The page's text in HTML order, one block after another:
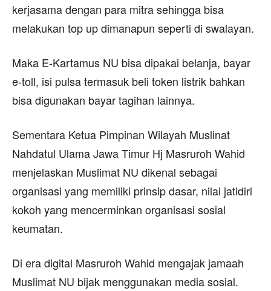
kerjasama dengan para mitra sehingga bisa
melakukan top up dimanapun seperti di swalayan.
Maka E-Kartamus NU bisa dipakai belanja, bayar
e-toll, isi pulsa termasuk beli token listrik bahkan
bisa digunakan bayar tagihan lainnya.
Sementara Ketua Pimpinan Wilayah Muslinat
Nahdatul Ulama Jawa Timur Hj Masruroh Wahid
menjelaskan Muslimat NU dikenal sebagai
organisasi yang memiliki prinsip dasar, nilai jatidiri
kokoh yang mencerminkan organisasi sosial
keumatan.
Di era digital Masruroh Wahid mengajak jamaah
Muslimat NU bijak menggunakan media sosial.